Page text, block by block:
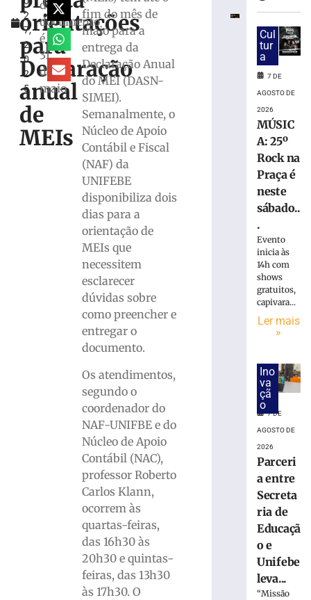
2
7,
2
0
2
5
orientações
para
Declaração
anual
de
MEIs
do
documento
é
31
de
maio
fim do mês de
maio para a
entrega da
Declaração Anual
do MEI (DASN-
SIMEI).
Semanalmente, o
Núcleo de Apoio
Contábil e Fiscal
(NAF) da
UNIFEBE
disponibiliza dois
dias para a
orientação de
MEIs que
necessitem
esclarecer
dúvidas sobre
como preencher e
entregar o
documento.
Os atendimentos,
segundo o
coordenador do
NAF-UNIFBE e do
Núcleo de Apoio
Contábil (NAC),
professor Roberto
Carlos Klann,
ocorrem às
quartas-feiras,
das 16h30 às
20h30 e quintas-
feiras, das 13h30
às 17h30. O
lei
proíbe
jogos
Polícia
Federal
indicia
pessoas
queda
Voepass
Prêmio
Mega
acumula
Cul
tur
a
7 DE
AGOSTO DE
2026
MÚSIC
A: 25º
Rock na
Praça é
neste
sábado..
.
Evento
inicia às
14h com
shows
gratuitos,
capivara...
Ler mais
»
Ino
va
çã
o
7 DE
AGOSTO DE
2026
Parceri
a entre
Secreta
ria de
Educaçã
o e
Unifebe
leva...
“Missão